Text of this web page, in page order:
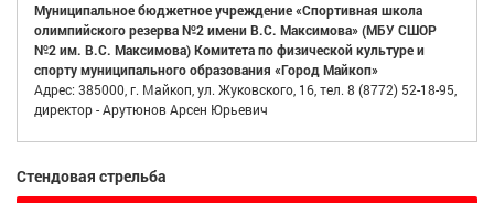
Муниципальное бюджетное учреждение «Спортивная школа
олимпийского резерва №2 имени В.С. Максимова» (МБУ СШОР
№2 им. В.С. Максимова) Комитета по физической культуре и
спорту муниципального образования «Город Майкоп»
Адрес: 385000, г. Майкоп, ул. Жуковского, 16, тел. 8 (8772) 52-18-95,
директор - Арутюнов Арсен Юрьевич
Стендовая стрельба